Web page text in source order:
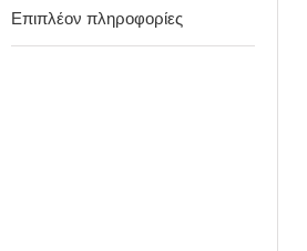
Επιπλέον πληροφορίες